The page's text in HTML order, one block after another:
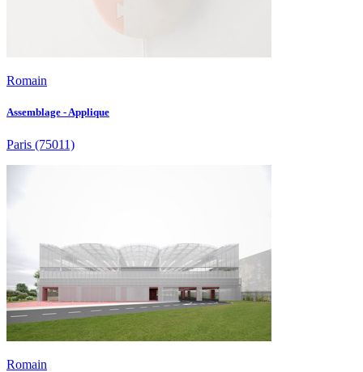
Romain
Assemblage - Applique
Paris (75011)
Romain